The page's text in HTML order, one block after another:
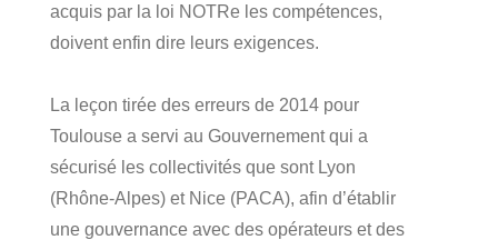
acquis par la loi NOTRe les compétences,
doivent enfin dire leurs exigences.
La leçon tirée des erreurs de 2014 pour
Toulouse a servi au Gouvernement qui a
sécurisé les collectivités que sont Lyon
(Rhône-Alpes) et Nice (PACA), afin d’établir
une gouvernance avec des opérateurs et des